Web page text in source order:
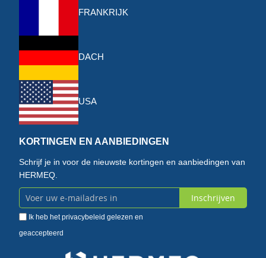
FRANKRIJK
DACH
USA
KORTINGEN EN AANBIEDINGEN
Schrijf je in voor de nieuwste kortingen en aanbiedingen van
HERMEQ.
Abonneer
u
Inschrijven
Ik heb hetprivacybeleid gelezen en
geaccepteerd